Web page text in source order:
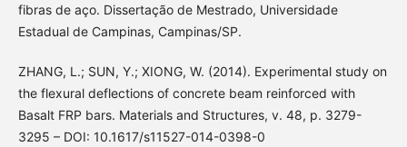
fibras de aço. Dissertação de Mestrado, Universidade
Estadual de Campinas, Campinas/SP.
ZHANG, L.; SUN, Y.; XIONG, W. (2014). Experimental study on
the flexural deflections of concrete beam reinforced with
Basalt FRP bars. Materials and Structures, v. 48, p. 3279-
3295 – DOI: 10.1617/s11527-014-0398-0